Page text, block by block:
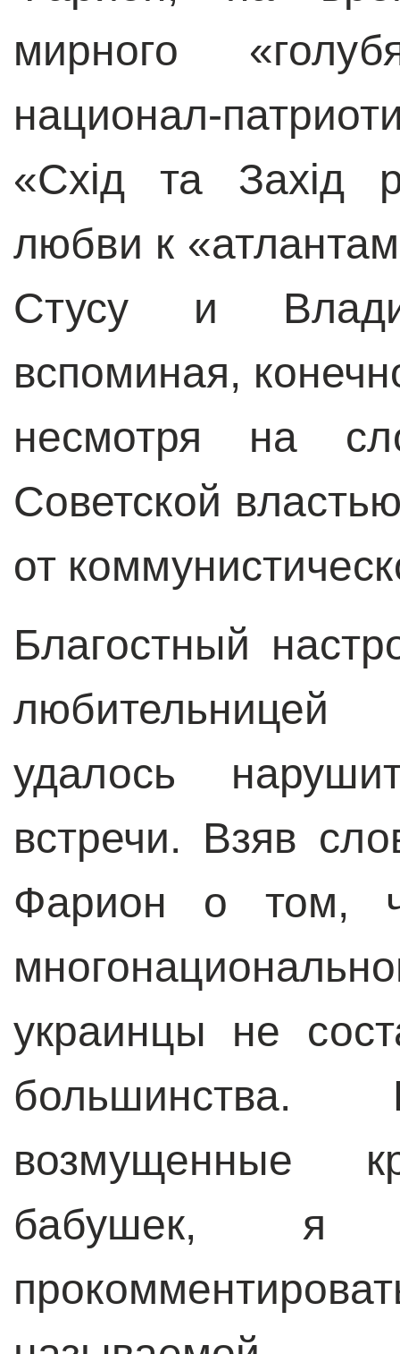
мирного
национал-
«Схід та Захід
любви к
Стусу и
вспоминая,
несмотря на
Советской
от
Благостный
любительницей
удалось
встречи. Взяв
Фарион о том,
украинцы не
большинства.
возмущенные
бабушек, я